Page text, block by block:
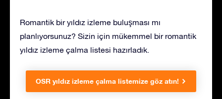
Romantik bir yıldız izleme buluşması mı
planlıyorsunuz? Sizin için mükemmel bir romantik
yıldız izleme çalma listesi hazırladık.
OSR yıldız izleme çalma listemize göz atın!